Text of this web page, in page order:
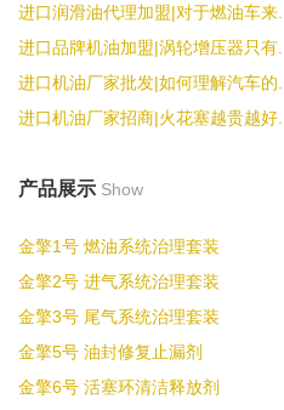
进口润滑油代理加盟|对于燃油车来...
进口品牌机油加盟|涡轮增压器只有...
进口机油厂家批发|如何理解汽车的...
进口机油厂家招商|火花塞越贵越好...
产品展示 Show
金擎1号 燃油系统治理套装
金擎2号 进气系统治理套装
金擎3号 尾气系统治理套装
金擎5号 油封修复止漏剂
金擎6号 活塞环清洁释放剂